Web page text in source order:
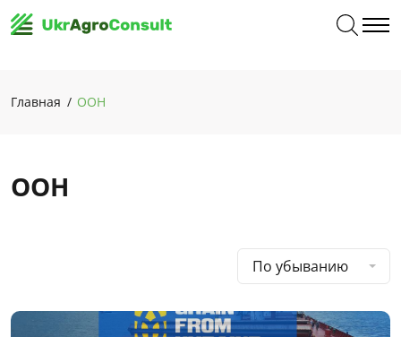
Главная ООН
ООН
По убыванию